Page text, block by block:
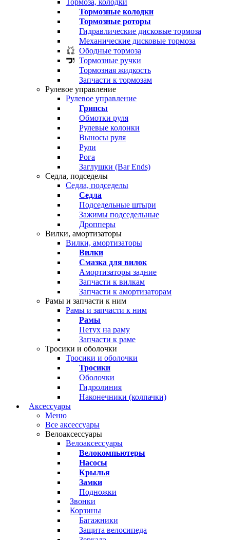
Тормозные колодки
Тормозные роторы
Гидравлические дисковые тормоза
Механические дисковые тормоза
Ободные тормоза
Тормозные ручки
Тормозная жидкость
Запчасти к тормозам
Рулевое управление
Рулевое управление
Грипсы
Обмотки руля
Рулевые колонки
Выносы руля
Рули
Рога
Заглушки (Bar Ends)
Седла, подседелы
Седла, подседелы
Седла
Подседельные штыри
Зажимы подседельные
Дропперы
Вилки, амортизаторы
Вилки, амортизаторы
Вилки
Смазка для вилок
Амортизаторы задние
Запчасти к вилкам
Запчасти к амортизаторам
Рамы и запчасти к ним
Рамы и запчасти к ним
Рамы
Петух на раму
Запчасти к раме
Тросики и оболочки
Тросики и оболочки
Тросики
Оболочки
Гидролиния
Наконечники (колпачки)
Аксессуары
Меню
Все аксессуары
Велоаксессуары
Велоаксессуары
Велокомпьютеры
Насосы
Крылья
Замки
Подножки
Звонки
Корзины
Багажники
Защита велосипеда